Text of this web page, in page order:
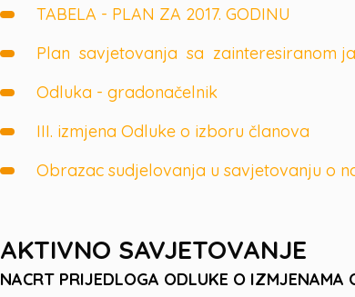
TABELA - PLAN ZA 2017. GODINU
Plan savjetovanja sa zainteresiranom
Odluka - gradonačelnik
III. izmjena Odluke o izboru članova
Obrazac sudjelovanja u savjetovanju o
AKTIVNO SAVJETOVANJE
NACRT PRIJEDLOGA ODLUKE O IZMJENAMA